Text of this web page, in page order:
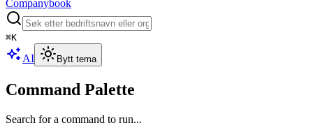
Companybook
⌘K
AI Bytt tema
Command Palette
Search for a command to run...